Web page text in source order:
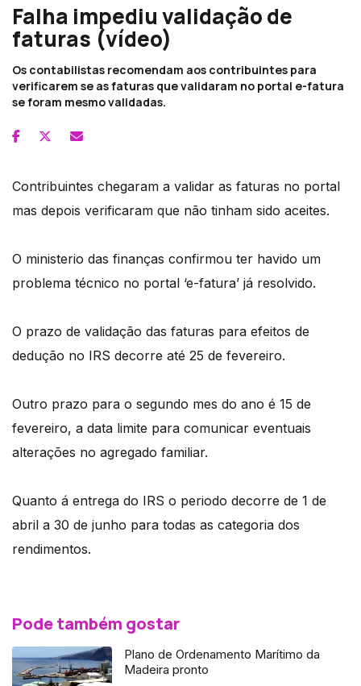
Falha impediu validação de
faturas (vídeo)
Os contabilistas recomendam aos contribuintes para
verificarem se as faturas que validaram no portal e-fatura
se foram mesmo validadas.
Contribuintes chegaram a validar as faturas no portal
mas depois verificaram que não tinham sido aceites.
O ministerio das finanças confirmou ter havido um
problema técnico no portal ‘e-fatura’ já resolvido.
O prazo de validação das faturas para efeitos de
dedução no IRS decorre até 25 de fevereiro.
Outro prazo para o segundo mes do ano é 15 de
fevereiro, a data limite para comunicar eventuais
alterações no agregado familiar.
Quanto á entrega do IRS o periodo decorre de 1 de
abril a 30 de junho para todas as categoria dos
rendimentos.
Pode também gostar
Plano de Ordenamento Marítimo da
Madeira pronto